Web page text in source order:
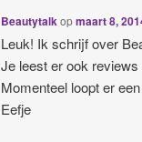
Beautytalkopmaart 8,
Leuk! Ik schrijf over
Je leest er ook
Momenteel loopt er
Eefje